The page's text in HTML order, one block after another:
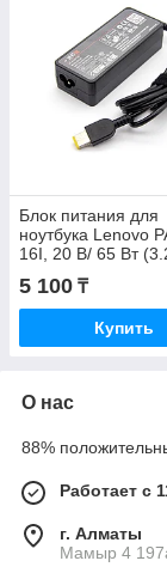
Блок питания для
ноутбука Lenovo
16I, 20 В/ 65 Вт
прямоугольный
Verton
5 100 ₸
Купить
О нас
88%
Работает с
г. Алматы
Мамыр 4